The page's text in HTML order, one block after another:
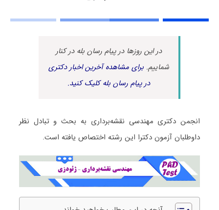
در این روزها در پیام رسان بله در کنار
شماییم.برای مشاهده آخرین اخبار دکتری
در پیام رسان بله کلیک کنید.
انجمن دکتری مهندسی نقشه‌برداری به بحث و تبادل نظر
داوطلبان آزمون دکترا این رشته اختصاص یافته است.